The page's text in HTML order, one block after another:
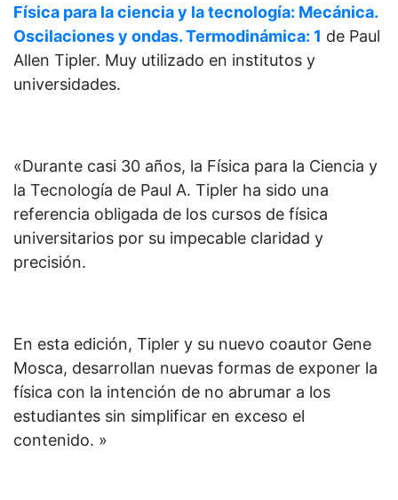
Física para la ciencia y la tecnología: Mecánica.
Oscilaciones y ondas. Termodinámica: 1 de Paul
Allen Tipler. Muy utilizado en institutos y
universidades.
«Durante casi 30 años, la Física para la Ciencia y
la Tecnología de Paul A. Tipler ha sido una
referencia obligada de los cursos de física
universitarios por su impecable claridad y
precisión.
En esta edición, Tipler y su nuevo coautor Gene
Mosca, desarrollan nuevas formas de exponer la
física con la intención de no abrumar a los
estudiantes sin simplificar en exceso el
contenido. »